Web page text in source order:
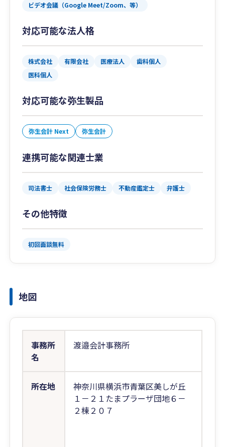
ビデオ会議（Google Meet/Zoom、等）
対応可能な法人格
株式会社 有限会社 医療法人
歯科個人
医科個人
対応可能な弥生製品
弥生会計 Next 弥生会計
連携可能な関連士業
司法書士 社会保険労務士 不動産鑑定士 弁護士
その他特徴
初回面談無料
地図
事務所
名
渡邉会計事務所
所在地
神奈川県横浜市青葉区美しが丘
１－２１たまプラーザ団地６－
２棟２０７